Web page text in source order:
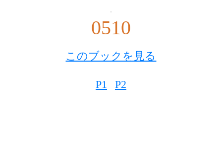
0510
このブックを見る
P1 P2